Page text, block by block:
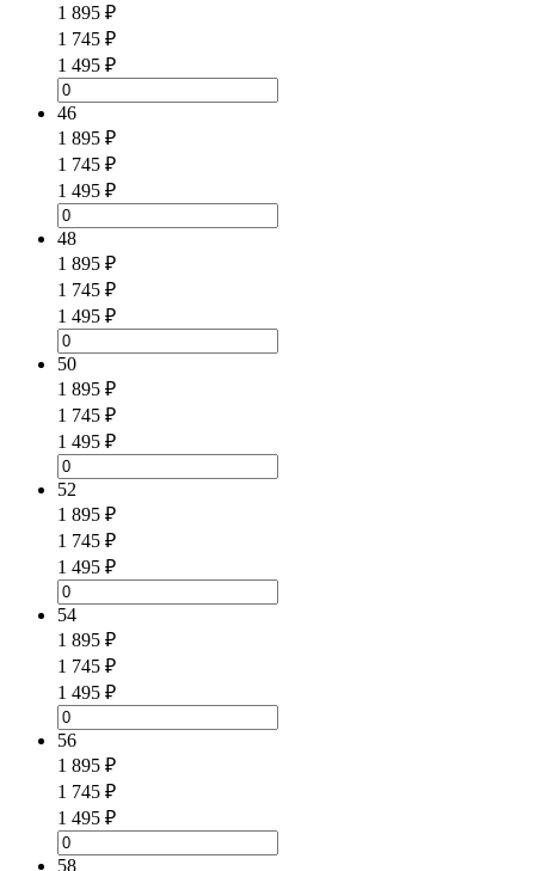
1 895 ₽
1 745 ₽
1 495 ₽
46
1 895 ₽
1 745 ₽
1 495 ₽
48
1 895 ₽
1 745 ₽
1 495 ₽
50
1 895 ₽
1 745 ₽
1 495 ₽
52
1 895 ₽
1 745 ₽
1 495 ₽
54
1 895 ₽
1 745 ₽
1 495 ₽
56
1 895 ₽
1 745 ₽
1 495 ₽
58